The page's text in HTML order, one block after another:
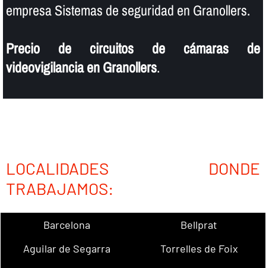
empresa Sistemas de seguridad en Granollers.
Precio de circuitos de cámaras de
videovigilancia en Granollers.
LOCALIDADES DONDE
TRABAJAMOS:
Barcelona
Bellprat
Aguilar de Segarra
Torrelles de Foix